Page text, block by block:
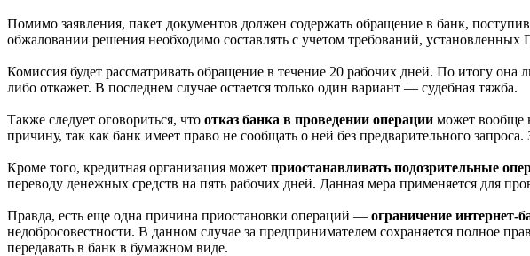
Помимо заявления, пакет документов должен содержать обращение в банк,
обжаловании решения необходимо составлять с учетом требований,
Комиссия будет рассматривать обращение в течение 20 рабочих дней. По итогу
либо откажет. В последнем случае остается только один вариант — судебная тяжба.
Также следует оговориться, что отказ банка в проведении операции может вообще
причину, так как банк имеет право не сообщать о ней без предварительного
Кроме того, кредитная организация может приостанавливать подозрительные
переводу денежных средств на пять рабочих дней. Данная мера применяется для
Правда, есть еще одна причина приостановки операций — ограничение интернет-
недобросовестности. В данном случае за предпринимателем сохраняется полное
передавать в банк в бумажном виде.